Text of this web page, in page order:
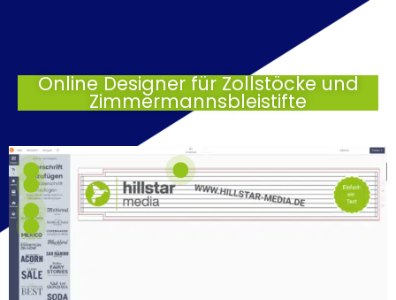
Online Designer für Zollstöcke und
Zimmermannsbleistifte